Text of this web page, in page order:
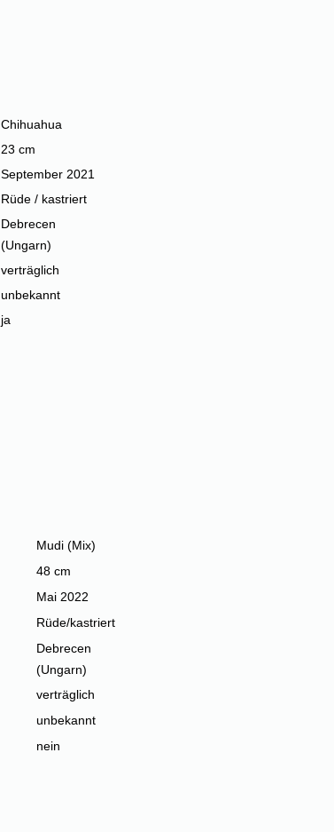
Chihuahua
23 cm
September 2021
Rüde / kastriert
Debrecen
(Ungarn)
verträglich
unbekannt
ja
Mudi (Mix)
48 cm
Mai 2022
Rüde/kastriert
Debrecen
(Ungarn)
verträglich
unbekannt
nein